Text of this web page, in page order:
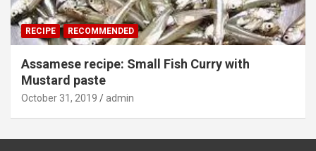
RECIPE RECOMMENDED
Assamese recipe: Small Fish Curry with
Mustard paste
October 31, 2019 admin